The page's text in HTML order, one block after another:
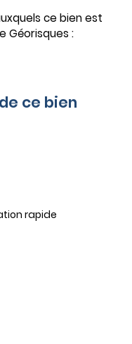
ce bien est
Géorisques :
ce bien
rapide